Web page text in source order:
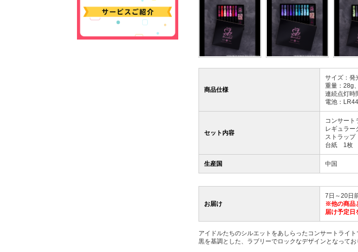
商品仕様
サイズ：発
重量：28g
連続点灯時
電池：
セット内容
コンサー
レギュラ
ストラッ
台紙 1枚
生産国 中国
お届け
7日～20日
※他の商品
届け予定日
アイドルたちのシルエットをあしらったコンサートライト
黒を基調とした、ラブリーでロックなデザインとなってお